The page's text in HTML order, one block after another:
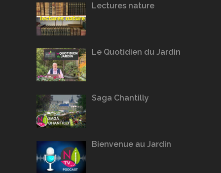
Lectures nature
Le Quotidien du Jardin
Saga Chantilly
Bienvenue au Jardin